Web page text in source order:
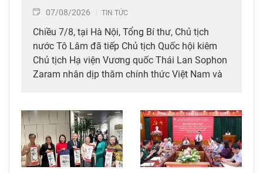
07/08/2026 TIN TỨC
Chiều 7/8, tại Hà Nội, Tổng Bí thư, Chủ tịch
nước Tô Lâm đã tiếp Chủ tịch Quốc hội kiêm
Chủ tịch Hạ viện Vương quốc Thái Lan Sophon
Zaram nhân dịp thăm chính thức Việt Nam và
(6/8/1976 – 6/8/2026).